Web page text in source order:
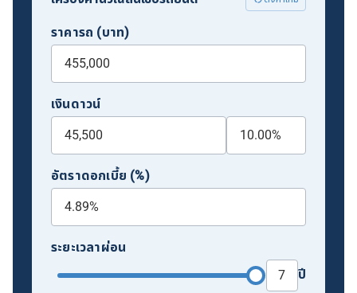
ราคารถ (บาท)
เงินดาวน์
อัตราดอกเบี้ย (%)
ระยะเวลาผ่อน
ปี